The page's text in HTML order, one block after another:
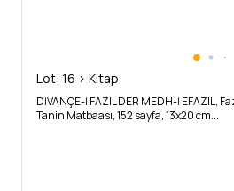
Lot: 16 > Kitap
DİVANÇE-İ FAZIL DER MEDH-İ EFAZIL,
Tanin Matbaası, 152 sayfa, 13x20 cm...